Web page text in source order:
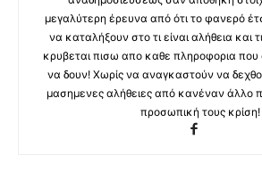
μεγαλύτερη έρευνα από ότι το φανερό
να καταλήξουν στο τι είναι αλήθεια και
κρυβεται πισω απο καθε πληροφορια που
να δουν! Χωρίς να αναγκαστούν να
μασημενες αλήθειες από κανέναν άλλο
προσωπική τους κρίση!